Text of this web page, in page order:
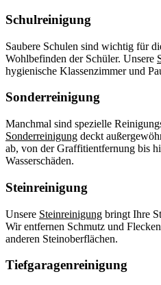
Schulreinigung
Saubere Schulen sind wichtig für
Wohlbefinden der Schüler. Unsere
hygienische Klassenzimmer und
Sonderreinigung
Manchmal sind spezielle
Sonderreinigung deckt
ab, von der Graffitientfernung bis
Wasserschäden.
Steinreinigung
Unsere Steinreinigung bringt Ihre
Wir entfernen Schmutz und
anderen Steinoberflächen.
Tiefgaragenreinigung